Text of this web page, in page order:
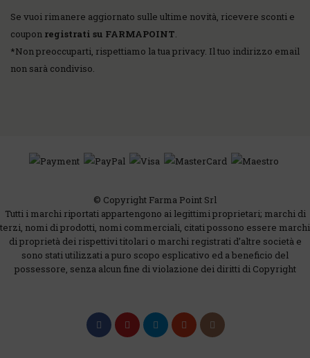
Se vuoi rimanere aggiornato sulle ultime novità, ricevere sconti e
coupon registrati su FARMAPOINT.
*Non preoccuparti, rispettiamo la tua privacy. Il tuo indirizzo email
non sarà condiviso.
© Copyright Farma Point Srl
Tutti i marchi riportati appartengono ai legittimi proprietari; marchi di
terzi, nomi di prodotti, nomi commerciali, citati possono essere marchi
di proprietà dei rispettivi titolari o marchi registrati d’altre società e
sono stati utilizzati a puro scopo esplicativo ed a beneficio del
possessore, senza alcun fine di violazione dei diritti di Copyright